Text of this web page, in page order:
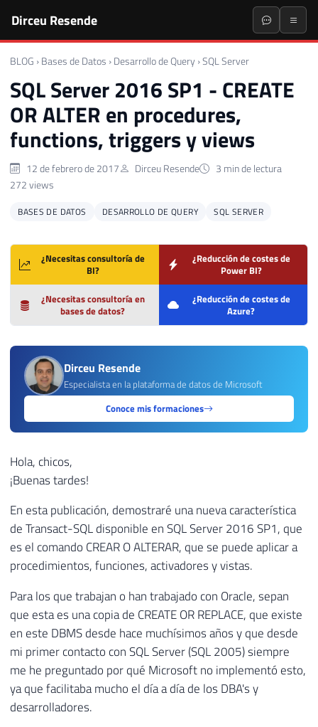
Dirceu Resende
BLOG › Bases de Datos › Desarrollo de Query ›SQL Server
SQL Server 2016 SP1 - CREATE
OR ALTER en procedures,
functions, triggers y views
12 de febrero de 2017 Dirceu Resende
3 min de lectura
272 views
BASES DE DATOS DESARROLLO DE QUERY SQL SERVER
¿Necesitas consultoría de
BI?
¿Reducción de costes de
Power BI?
¿Necesitas consultoría en
bases de datos?
¿Reducción de costes de
Azure?
Dirceu Resende
Especialista en la plataforma de datos de Microsoft
Conoce mis formaciones
Hola, chicos,
¡Buenas tardes!
En esta publicación, demostraré una nueva característica
de Transact-SQL disponible en SQL Server 2016 SP1, que
es el comando CREAR O ALTERAR, que se puede aplicar a
procedimientos, funciones, activadores y vistas.
Para los que trabajan o han trabajado con Oracle, sepan
que esta es una copia de CREATE OR REPLACE, que existe
en este DBMS desde hace muchísimos años y que desde
mi primer contacto con SQL Server (SQL 2005) siempre
me he preguntado por qué Microsoft no implementó esto,
ya que facilitaba mucho el día a día de los DBA's y
desarrolladores.